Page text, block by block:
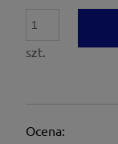
szt.
Ocena: